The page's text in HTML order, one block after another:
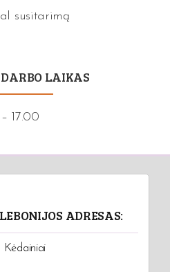
susitarimą
LAIKAS
17.00
ADRESAS:
Kėdainiai